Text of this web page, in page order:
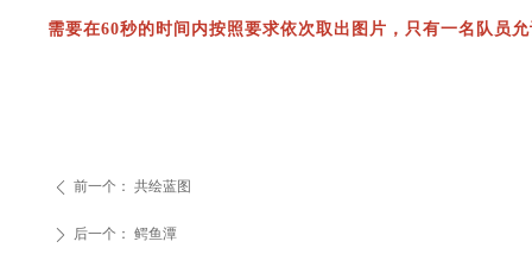
ꄴ 前一个： 共绘蓝图
ꄲ 后一个： 鳄鱼潭
需要在60秒的时间内按照要求依次取出图片，只有一名队员